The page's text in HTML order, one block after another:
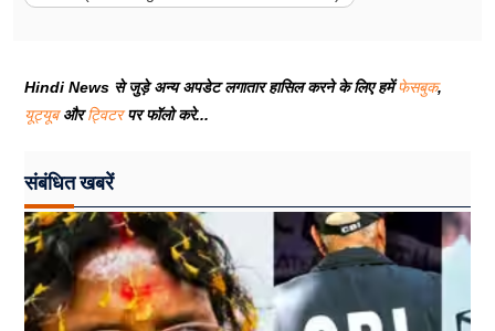
Hindi News से जुड़े अन्य अपडेट लगातार हासिल करने के लिए हमेंफेसबुक,
यूट्यूबऔरट्विटरपर फॉलो करे...
संबंधित खबरें